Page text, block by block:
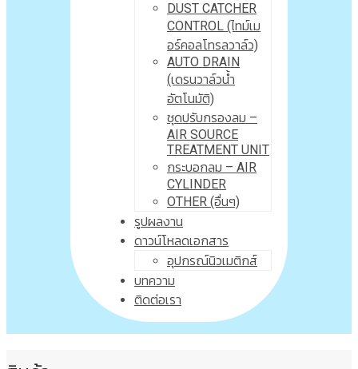
DUST CATCHER
CONTROL (ไทม์เม
อร์คอลโทรลวาล์ว)
AUTO DRAIN
(เดรนวาล์วน้ำ
อัตโนมัติ)
ชุดปรับกรองลม –
AIR SOURCE
TREATMENT UNIT
กระบอกลม – AIR
CYLINDER
OTHER (อื่นๆ)
รูปผลงาน
ดาวน์โหลดเอกสาร
อุปกรณ์นิวเมติกส์
บทความ
ติดต่อเรา